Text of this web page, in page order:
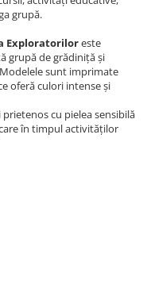
grupă.
Exploratoriloreste
grupă de grădiniță și
sunt imprimate
oferă culori intense și
cu pielea sensibilă
în timpul activităților